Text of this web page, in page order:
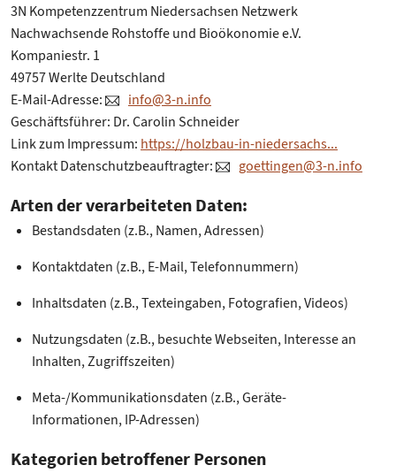
3N Kompetenzzentrum Niedersachsen Netzwerk
Nachwachsende Rohstoffe und Bioökonomie e.V.
Kompaniestr. 1
49757 Werlte Deutschland
E-Mail-Adresse:
info@3-n.info
Geschäftsführer: Dr. Carolin Schneider
Link zum Impressum:https://holzbau-in-niedersachs...
Kontakt Datenschutzbeauftragter:
goettingen@3-n.info
Arten der verarbeiteten Daten:
Bestandsdaten (z.B., Namen, Adressen)
Kontaktdaten (z.B., E-Mail, Telefonnummern)
Inhaltsdaten (z.B., Texteingaben, Fotografien, Videos)
Nutzungsdaten (z.B., besuchte Webseiten, Interesse an
Inhalten, Zugriffszeiten)
Meta-/Kommunikationsdaten (z.B., Geräte-
Informationen, IP-Adressen)
Kategorien betroffener Personen